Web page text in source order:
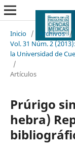
Inicio / Archivos /
Vol. 31 Núm. 2
la Universidad de
/
Artículos
Prúrigo
hebra)